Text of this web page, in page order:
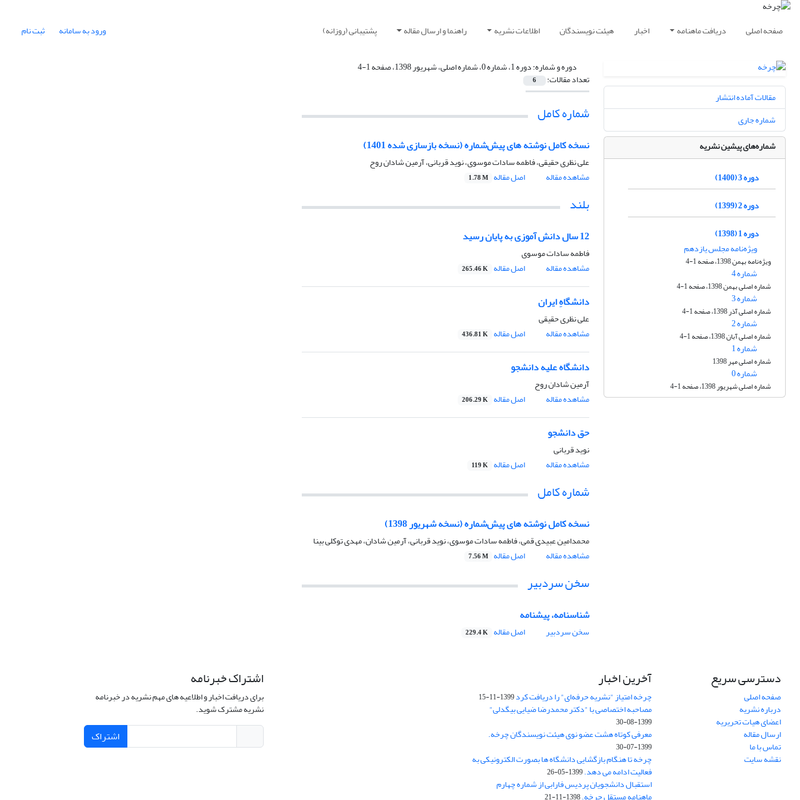
صفحه اصلی دریافت ماهنامه اخبار هیئت نویسندگان اطلاعات نشریه راهنما و ارسال مقاله پشتیبانی (روزانه) ورود به سامانه ثبت نام
دوره و شماره:دوره 1، شماره 0، شماره اصلی، شهریور 1398، صفحه 1-4
تعداد مقالات: 6
شماره کامل
نسخه کامل نوشته ‌های پیش‌شماره (نسخه بازسازی شده 1401)
علی نظری حقیقی، فاطمه سادات موسوی، نوید قربانی، آرمین شادان روح
مشاهده مقاله
اصل مقاله 1.78 M
بلند
12 سال دانش آموزی به پایان رسید
فاطمه سادات موسوی
مشاهده مقاله
اصل مقاله 265.46 K
دانشگاهِ ایران
علی نظری حقیقی
مشاهده مقاله
اصل مقاله 436.81 K
دانشگاه علیه دانشجو
آرمین شادان روح
مشاهده مقاله
اصل مقاله 206.29 K
حق دانشجو
نوید قربانی
مشاهده مقاله
اصل مقاله 119 K
شماره کامل
نسخه کامل نوشته ‌های پیش‌شماره (نسخه شهریور 1398)
محمدامین عبیدی قمی، فاطمه سادات موسوی، نوید قربانی، آرمین شادان، مهدی توکلی بینا
مشاهده مقاله
اصل مقاله 7.56 M
سخن سردبیر
شناسنامه، پیشنامه
سخن سردبیر اصل مقاله 229.4 K
مقالات آماده انتشار
شماره جاری
شماره‌های پیشین نشریه
دوره 3 (1400)
دوره 2 (1399)
دوره 1 (1398)
ویژه‌نامه مجلس‎‌ یازدهم
ویژه‌نامه بهمن 1398، صفحه 1-4
شماره 4
شماره اصلی بهمن 1398، صفحه 1-4
شماره 3
شماره اصلی آذر 1398، صفحه 1-4
شماره 2
شماره اصلی آبان 1398، صفحه 1-4
شماره 1
شماره اصلی مهر 1398
شماره 0
شماره اصلی شهریور 1398، صفحه 1-4
دسترسی سریع
صفحه اصلی
درباره نشریه
اعضای هیات تحریریه
ارسال مقاله
تماس با ما
نقشه سایت
آخرین اخبار
چرخه امتیاز "نشریه حرفه‌ای" را دریافت کرد1399-11-15
مصاحبه اختصاصی با "دکتر محمدرضا ضیایی بیگدلی"
1399-08-30
معرفی کوتاه هشت عضو نوی هیئت نویسندگان چرخه.
1399-07-30
چرخه تا هنگام بازگشایی دانشگاه ها بصورت الکترونیکی به
فعالیت ادامه می دهد.1399-05-26
استقبال دانشجویان پردیس فارابی از شماره چهارم
1398-11-21
اشتراک خبرنامه
برای دریافت اخبار و اطلاعیه های مهم نشریه در خبرنامه
نشریه مشترک شوید.
اشتراک